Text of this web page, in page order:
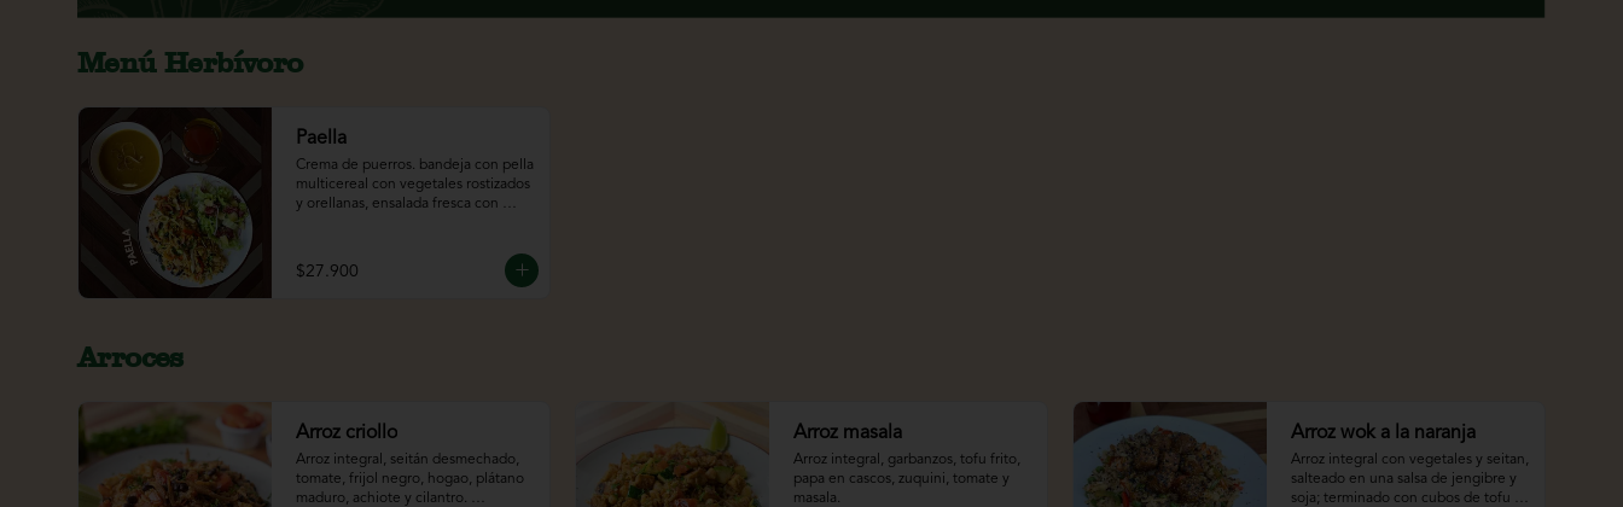
Menú Herbívoro
Paella
Crema de puerros. bandeja con pella
multicereal con vegetales rostizados
y orellanas, ensalada fresca con
$27.900
Arroces
Arroz criollo
Arroz integral, seitán desmechado,
tomate, frijol negro, hogao, plátano
maduro, achiote y cilantro.
Arroz masala
Arroz integral, garbanzos, tofu frito,
papa en cascos, zuquini, tomate y
masala.
Arroz wok a la naranja
Arroz integral con vegetales y seitan,
salteado en una salsa de jengibre y
soja; terminado con cubos de tofu